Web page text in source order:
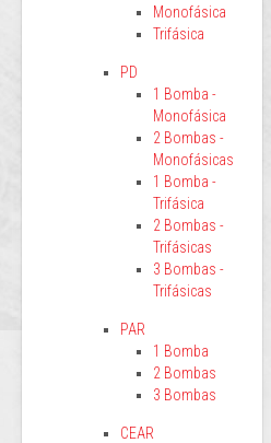
Monofásica
Trifásica
PD
1 Bomba -
Monofásica
2 Bombas -
Monofásicas
1 Bomba -
Trifásica
2 Bombas -
Trifásicas
3 Bombas -
Trifásicas
PAR
1 Bomba
2 Bombas
3 Bombas
CEAR